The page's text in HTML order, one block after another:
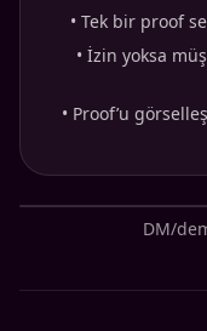
• Tek bir proof
• İzin yoksa
• Proof’u
DM/